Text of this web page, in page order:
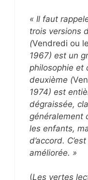
« Il faut
trois versions
(Vendredi ou
1967) est un
philosophie et
deuxième (
1974) est
dégraissée,
généralement
les enfants,
d’accord.
améliorée. »
(Les vertes